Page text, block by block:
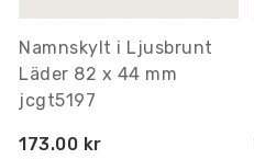
Namnskylt i Ljusbrunt
Läder 82 x 44 mm
jcgt5197
173.00 kr